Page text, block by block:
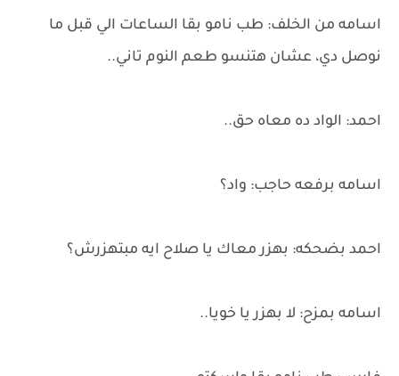
اسامه من الخلف: طب نامو بقا الساعات الي قبل ما
نوصل دي، عشان هتنسو طعم النوم تاني..
احمد: الواد ده معاه حق..
اسامه برفعه حاجب: واد؟
احمد بضحكه: بهزر معاك يا صلاح ايه مبتهزرش؟
اسامه بمزح: لا بهزر يا خويا..